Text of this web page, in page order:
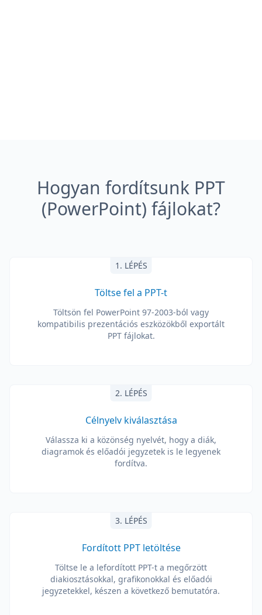
Hogyan fordítsunk PPT
(PowerPoint) fájlokat?
1. LÉPÉS
Töltse fel a PPT-t
Töltsön fel PowerPoint 97-2003-ból vagy
kompatibilis prezentációs eszközökből exportált
PPT fájlokat.
2. LÉPÉS
Célnyelv kiválasztása
Válassza ki a közönség nyelvét, hogy a diák,
diagramok és előadói jegyzetek is le legyenek
fordítva.
3. LÉPÉS
Fordított PPT letöltése
Töltse le a lefordított PPT-t a megőrzött
diakiosztásokkal, grafikonokkal és előadói
jegyzetekkel, készen a következő bemutatóra.